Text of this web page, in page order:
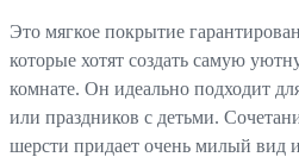
Это мягкое покрытие
которые хотят создать самую
комнате. Он идеально подходит
или праздников с детьми.
шерсти придает очень милый вид